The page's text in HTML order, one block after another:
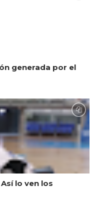
generada por el
lo ven los